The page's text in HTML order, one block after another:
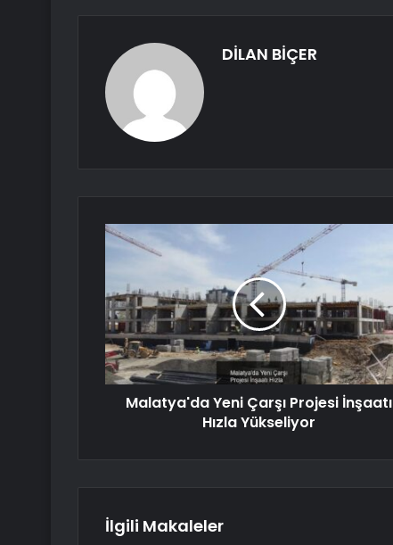
DİLAN BİÇER
Malatya'da Yeni Çarşı Projesi İnşaatı
Hızla Yükseliyor
İlgili Makaleler